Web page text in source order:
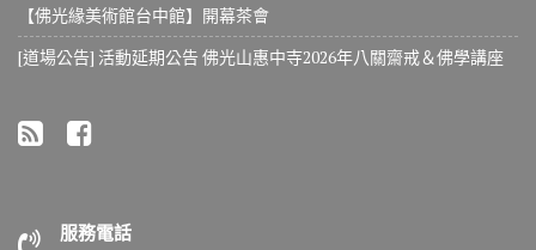
【佛光緣美術館台中館】開幕茶會
[道場公告] 活動延期公告 佛光山惠中寺2026年八關齋戒＆佛學講座
服務電話